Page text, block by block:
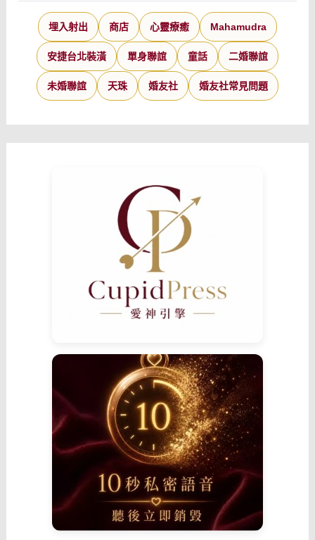
埋入射出 商店 心靈療癒 Mahamudra
安捷台北裝潢 單身聯誼 童話 二婚聯誼
未婚聯誼 天珠 婚友社 婚友社常見問題